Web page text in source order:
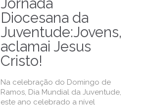
Jornada
Diocesana da
Juventude:Jovens,
aclamai Jesus
Cristo!
Na celebração do Domingo de
Ramos, Dia Mundial da Juventude,
este ano celebrado a nível